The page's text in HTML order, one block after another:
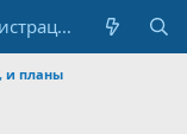
Регистрация
и планы